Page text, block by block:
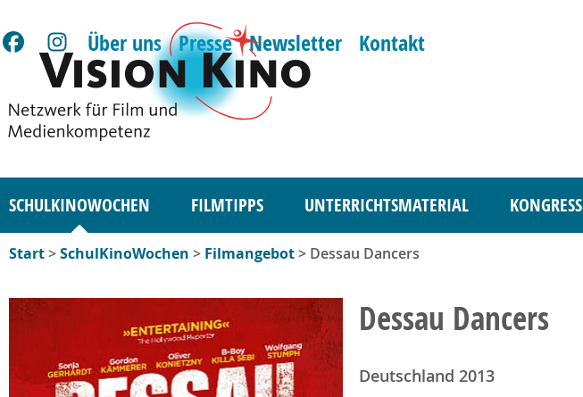
Über uns Presse Newsletter Kontakt
SCHULKINOWOCHEN FILMTIPPS UNTERRICHTSMATERIAL KONGRESS
Start>SchulKinoWochen > Filmangebot> Dessau Dancers
Dessau Dancers
Deutschland 2013